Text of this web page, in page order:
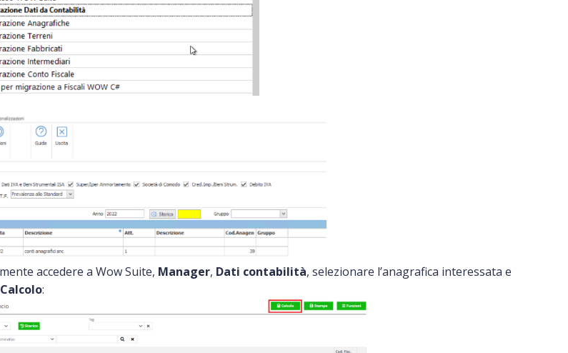
accedere a Wow Suite, Manager, Dati contabilità, selezionare l’anagrafica interessata e
Calcolo: